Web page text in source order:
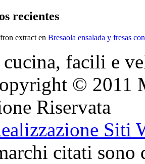
recientes
extract en Bresaola ensalada y fresas
facili e
© 2011
Riservata
Siti
citati